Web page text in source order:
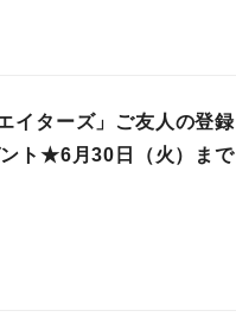
イターズ」ご友人の登録
ト★6月30日（火）まで